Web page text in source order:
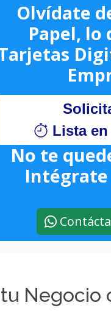
Olvídate
Papel, lo
Lista
No te
Intégrate
Negocio